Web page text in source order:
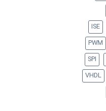
ISE
PWM
SPI
VHDL